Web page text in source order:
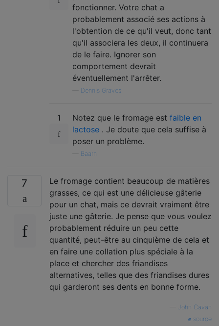
fonctionner. Votre chat a
probablement associé ses actions à
l'obtention de ce qu'il veut, donc tant
qu'il associera les deux, il continuera
de le faire. Ignorer son
comportement devrait
éventuellement l'arrêter.
Dennis Graves
1 Notez que le fromage est faible en
lactose . Je doute que cela suffise à
poser un problème.
Baarn
7
Le fromage contient beaucoup de matières
grasses, ce qui est une délicieuse gâterie
pour un chat, mais ce devrait vraiment être
juste une gâterie. Je pense que vous voulez
probablement réduire un peu cette
quantité, peut-être au cinquième de cela et
en faire une collation plus spéciale à la
place et chercher des friandises
alternatives, telles que des friandises dures
qui garderont ses dents en bonne forme.
John Cavan
source